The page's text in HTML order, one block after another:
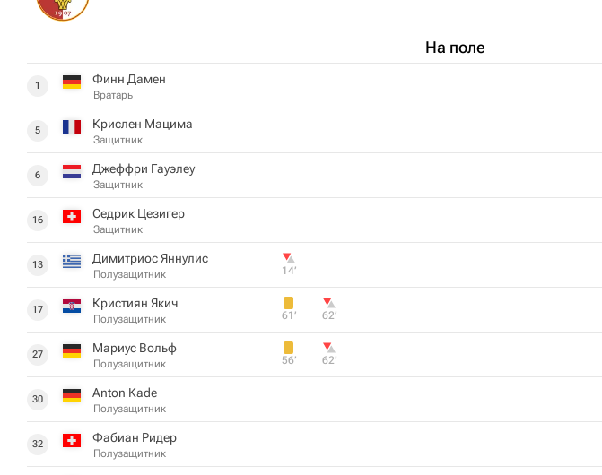
На поле
1 Финн Дамен
Вратарь
5 Крислен Мацима
Защитник
6 Джеффри Гауэлеу
Защитник
16 Седрик Цезигер
Защитник
13 Димитриос Яннулис
Полузащитник 14‎’‎
17 Кристиян Якич
Полузащитник 61‎’‎ 62‎’‎
27 Мариус Вольф
Полузащитник 56‎’‎ 62‎’‎
30 Anton Kade
Полузащитник
32 Фабиан Ридер
Полузащитник